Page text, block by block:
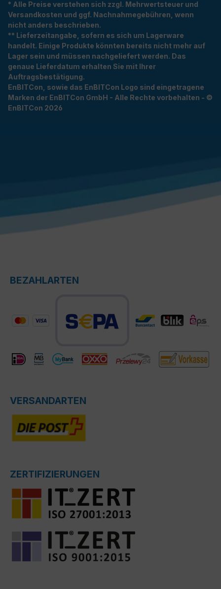
* Alle Preise verstehen sich zzgl. Mehrwertsteuer und
Versandkosten und ggf. Nachnahmegebühren, wenn
nicht anders beschrieben.
** Lieferzeitangabe, sofern es sich um Lagerware
handelt. Einige Produkte könnten bereits nicht mehr auf
Lager sein und müssen nachgeliefert werden. Das
genaue Lieferdatum erhalten Sie mit Ihrer
Auftragsbestätigung.
EnBITCon, sowie das EnBITCon Logo sind eingetragene
Marken der EnBITCon GmbH - Alle Rechte vorbehalten - ©
EnBITCon 2026
BEZAHLARTEN
VERSANDARTEN
ZERTIFIZIERUNGEN